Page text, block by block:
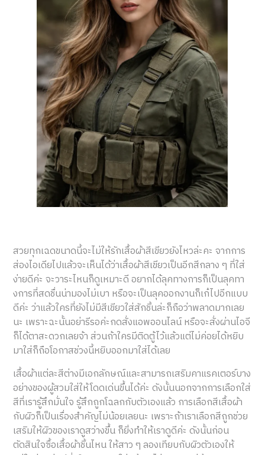
สวยทุกเฉดขนาดนี้จะไม่ให้รักเสื้อผ้าสีเขียวยังไหวล่ะคะ จากการ
ส่องไอเดียไปแล้วจะเห็นได้ว่าเสื้อผ้าสีเขียวเป็นอีกสีกลาง ๆ ที่ใส่
ง่ายดีค่ะ จะวาระไหนก็ดูเหมาะดี อยากได้ลุคทางการก็เป็นลุคทา
งการที่สดชื่นน่ามองไม่เบา หรือจะเป็นลุคออกงานก็เก๋ไปอีกแบบ
ดีค่ะ ว่าแล้วใครที่ยังไม่มีสีเขียวใส่สักชิ้นล่ะก็ถือว่าพลาดมากเลย
นะ เพราะฉะนั้นอย่ารีรอค่ะกดสั่งแอพออนไลน์ หรือจะสั่งผ่านไอจี
ก็ได้ตาสะดวกเลยจ้า ส่วนถ้าใครมีติดตู้ไว้แล้วแต่ไม่ค่อยได้หยิบ
มาใส่ก็ถือโอกาสช่วงนี้หยิบออกมาใส่ได้เลย
เสื้อผ้าแต่ละสีต่างมีเอกลักษณ์และสามารถเสริมคาแรคเตอร์บาง
อย่างของผู้สวมใส่ให้โดดเด่นขึ้นได้ค่ะ ดังนั้นนอกจากการเลือกใส่
สีที่เรารู้สึกมั่นใจ รู้สึกถูกโฉลกกับตัวเองแล้ว การเลือกสีเสื้อผ้า
กับผิวก็เป็นเรื่องสำคัญไม่น้อยเลยนะ เพราะถ้าเราเลือกสีถูกช่วย
เสริมให้ผิวของเราดูสว่างขึ้น ก็ยิ่งทำให้เราดูดีค่ะ ดังนั้นก่อน
ตัดสินใจซื้อเสื้อผ้าชิ้นไหน ให้สาว ๆ ลองเทียบกับผิวตัวเองให้